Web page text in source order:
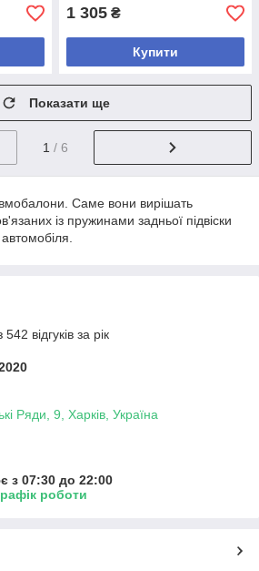
1 305 ₴
Купити
Показати ще
1 / 6
Саме вони вирішать
із пружинами задньої підвіски
відгуків за рік
Ряди, 9, Харків, Україна
з 07:30 до 22:00
роботи